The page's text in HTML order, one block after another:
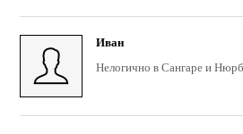
Иван
Нелогично в Сангаре и